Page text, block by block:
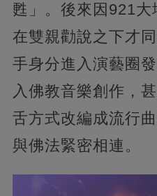
甦」。後來因921大
在雙親勸說之下才
手身分進入演藝圈
入佛教音樂創作，
舌方式改編成流行
與佛法緊密相連。